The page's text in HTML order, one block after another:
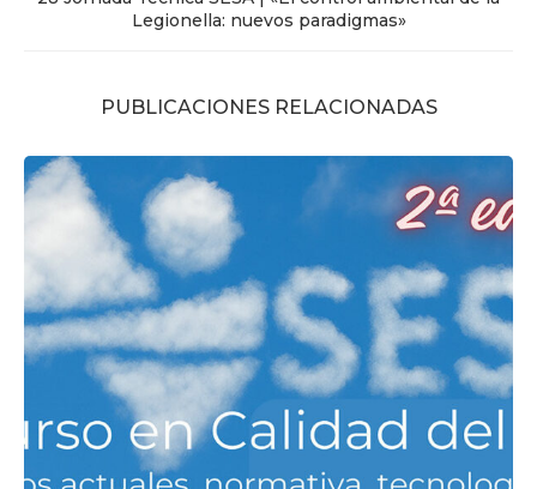
Legionella: nuevos paradigmas»
PUBLICACIONES RELACIONADAS